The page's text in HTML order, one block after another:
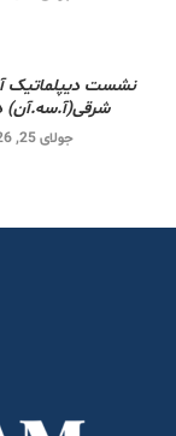
نشست دیپلماتیک
شرقی‌(آ.سه.آن)
جولای 25, 2026